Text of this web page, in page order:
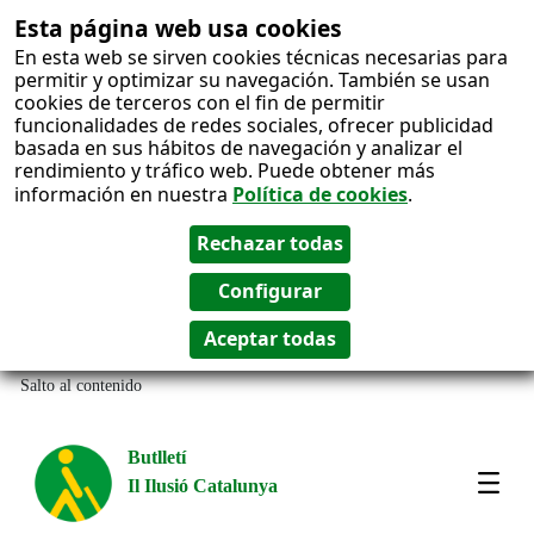
Esta página web usa cookies
En esta web se sirven cookies técnicas necesarias para
permitir y optimizar su navegación. También se usan
cookies de terceros con el fin de permitir
funcionalidades de redes sociales, ofrecer publicidad
basada en sus hábitos de navegación y analizar el
rendimiento y tráfico web. Puede obtener más
información en nuestra Política de cookies.
Salto al contenido
Butlletí
Il Ilusió Catalunya